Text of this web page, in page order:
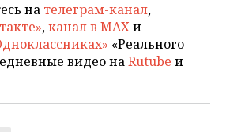
на телеграм-канал,
,канал в MAXи
«Реального
видео наRutube и